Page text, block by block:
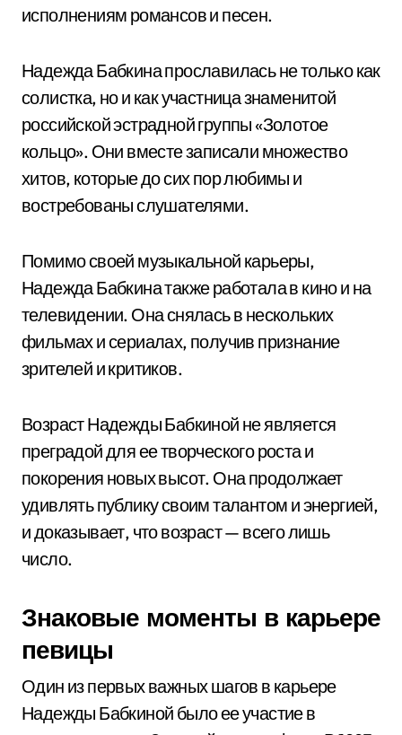
исполнениям романсов и песен.
Надежда Бабкина прославилась не только как
солистка, но и как участница знаменитой
российской эстрадной группы «Золотое
кольцо». Они вместе записали множество
хитов, которые до сих пор любимы и
востребованы слушателями.
Помимо своей музыкальной карьеры,
Надежда Бабкина также работала в кино и на
телевидении. Она снялась в нескольких
фильмах и сериалах, получив признание
зрителей и критиков.
Возраст Надежды Бабкиной не является
преградой для ее творческого роста и
покорения новых высот. Она продолжает
удивлять публику своим талантом и энергией,
и доказывает, что возраст — всего лишь
число.
Знаковые моменты в карьере
певицы
Один из первых важных шагов в карьере
Надежды Бабкиной было ее участие в